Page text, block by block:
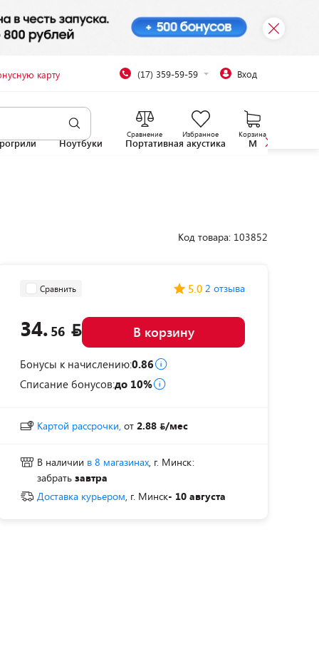
карту (17) 359-59-59 Вход
Сравнение Избранное Корзина
Ноутбуки Портативная акустика
Код товара: 103852
Сравнить 5.0 2 отзыва
34. 56 В корзину
Бонусы к начислению:0.86
Списание бонусов:до 10%
Картой рассрочки, от 2.88 /мес
В наличии в 8 магазинах, г. Минск:
забрать завтра
Доставка курьером, г. Минск- 10 августа